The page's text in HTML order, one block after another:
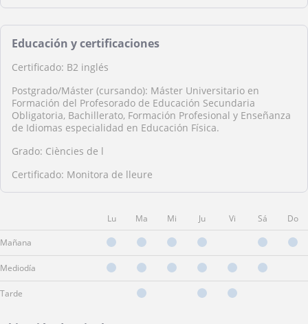
Educación y certificaciones
Certificado: B2 inglés
Postgrado/Máster (cursando): Máster Universitario en
Formación del Profesorado de Educación Secundaria
Obligatoria, Bachillerato, Formación Profesional y Enseñanza
de Idiomas especialidad en Educación Física.
Grado: Ciències de l
Certificado: Monitora de lleure
Lu Ma Mi Ju Vi Sá Do
Mañana
Mediodía
Tarde